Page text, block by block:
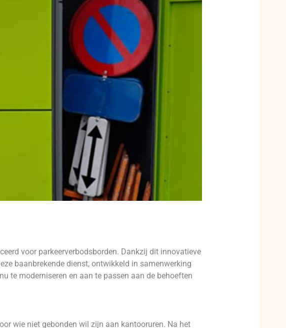
voor parkeerverbodsborden. Dankzij dit innovatieve
baanbrekende dienst, ontwikkeld in samenwerking
te moderniseren en aan te passen aan de behoeften
wie niet gebonden wil zijn aan kantooruren. Na het